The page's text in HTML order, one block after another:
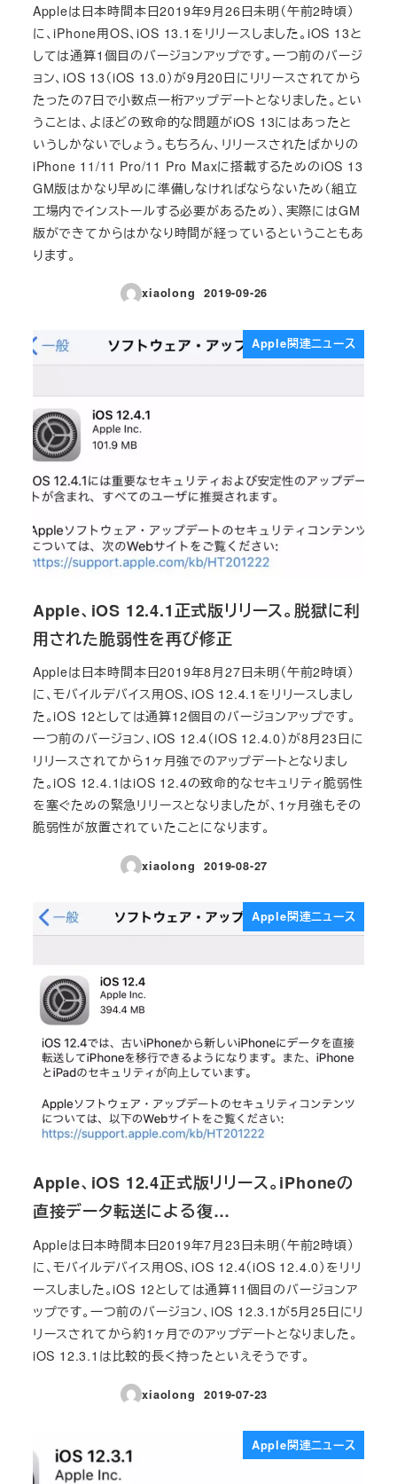
Appleは日本時間本日2019年9月26日未明（午前2時頃）
に、iPhone用OS、iOS 13.1をリリースしました。iOS 13と
しては通算1個目のバージョンアップです。一つ前のバージ
ョン、iOS 13（iOS 13.0）が9月20日にリリースされてから
たったの7日で小数点一桁アップデートとなりました。とい
うことは、よほどの致命的な問題がiOS 13にはあったと
いうしかないでしょう。もちろん、リリースされたばかりの
iPhone 11/11 Pro/11 Pro Maxに搭載するためのiOS 13
GM版はかなり早めに準備しなければならないため（組立
工場内でインストールする必要があるため）、実際にはGM
版ができてからはかなり時間が経っているということもあ
ります。
xiaolong
投稿日
2019-09-26
Apple関連ニュース
Apple、iOS 12.4.1正式版リリース。脱獄に利
用された脆弱性を再び修正
Appleは日本時間本日2019年8月27日未明（午前2時頃）
に、モバイルデバイス用OS、iOS 12.4.1をリリースしまし
た。iOS 12としては通算12個目のバージョンアップです。
一つ前のバージョン、iOS 12.4（iOS 12.4.0）が8月23日に
リリースされてから1ヶ月強でのアップデートとなりまし
た。iOS 12.4.1はiOS 12.4の致命的なセキュリティ脆弱性
を塞ぐための緊急リリースとなりましたが、1ヶ月強もその
脆弱性が放置されていたことになります。
xiaolong
投稿日
2019-08-27
Apple関連ニュース
Apple、iOS 12.4正式版リリース。iPhoneの
直接データ転送による復…
Appleは日本時間本日2019年7月23日未明（午前2時頃）
に、モバイルデバイス用OS、iOS 12.4（iOS 12.4.0）をリリ
ースしました。iOS 12としては通算11個目のバージョンア
ップです。一つ前のバージョン、iOS 12.3.1が5月25日にリ
リースされてから約1ヶ月でのアップデートとなりました。
iOS 12.3.1は比較的長く持ったといえそうです。
xiaolong
投稿日
2019-07-23
Apple関連ニュース